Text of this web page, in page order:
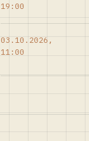
19:00
03.10.2026,
11:00